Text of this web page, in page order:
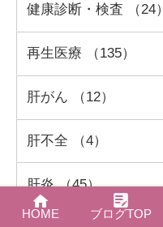
健康診断・検査 （24）
再生医療 （135）
肝がん （12）
肝不全 （4）
肝炎 （45）
HOME ブログTOP